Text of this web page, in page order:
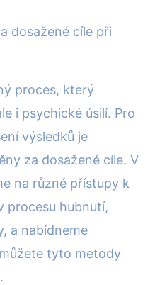
Jak si
dosažené
Alena Králová
dosažené cíle při
proces, který
i psychické úsilí. Pro
výsledků je
za dosažené cíle. V
na různé přístupy k
procesu hubnutí,
a nabídneme
tyto metody